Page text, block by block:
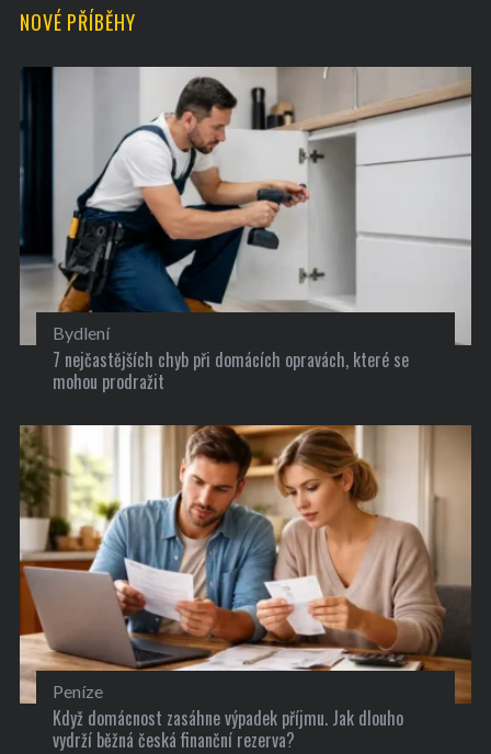
NOVÉ PŘÍBĚHY
Bydlení
7 nejčastějších chyb při domácích opravách, které se
mohou prodražit
Peníze
Když domácnost zasáhne výpadek příjmu. Jak dlouho
vydrží běžná česká finanční rezerva?
r
h